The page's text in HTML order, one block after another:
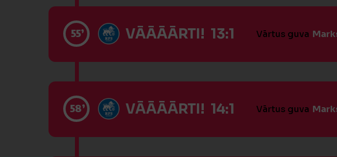
55’ VĀĀĀĀRTI! 13:1 Vārtus guva
58’ VĀĀĀĀRTI! 14:1 Vārtus guva